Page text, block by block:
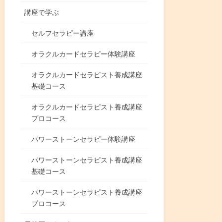
講座で学ぶ
セルフセラピー講座
オラクルカードセラピー体験講座
オラクルカードセラピスト養成講座
基礎コース
オラクルカードセラピスト養成講座
プロコース
パワーストーンセラピー体験講座
パワーストーンセラピスト養成講座
基礎コース
パワーストーンセラピスト養成講座
プロコース